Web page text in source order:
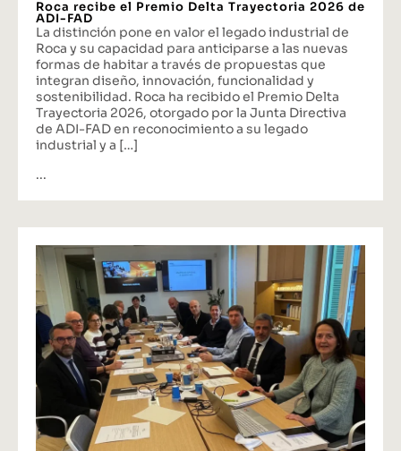
Roca recibe el Premio Delta Trayectoria 2026 de
ADI-FAD
La distinción pone en valor el legado industrial de
Roca y su capacidad para anticiparse a las nuevas
formas de habitar a través de propuestas que
integran diseño, innovación, funcionalidad y
sostenibilidad. Roca ha recibido el Premio Delta
Trayectoria 2026, otorgado por la Junta Directiva
de ADI-FAD en reconocimiento a su legado
industrial y a […]
...